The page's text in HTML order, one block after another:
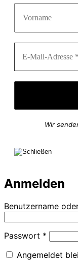
Wir
Anmelden
Benutzername
Passwort *
Angemeldet